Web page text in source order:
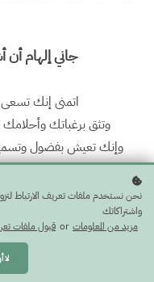
جاني إلهام
اتمنى إنك
وتثق برغباتك
وإنك تعيش بفضول
اللي
ويكون الشغف
و تستشعر معنى
ويكون عندك يقين إن
نحن نستخدم ملفات تعريف الارتباط
واشتراكاتك
مزيد من المعلومات or قبول ملفات
لا